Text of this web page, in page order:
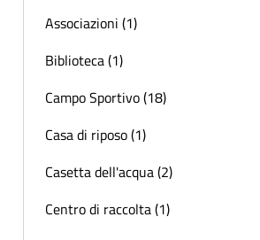
Associazioni (1)
Biblioteca (1)
Campo Sportivo (18)
Casa di riposo (1)
Casetta dell'acqua (2)
Centro di raccolta (1)